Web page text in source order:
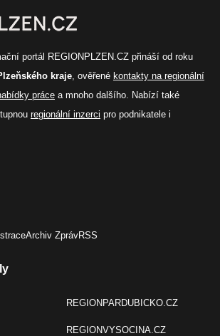
portál REGIONPLZEN.CZ přináší od roku
kraje, ověřené kontakty na regionální
práce a mnoho dalšího. Nabízí také
regionální inzerci pro podnikatele i
Archiv ZprávRSS
REGIONPARDUBICKO.CZ
REGIONVYSOCINA.CZ